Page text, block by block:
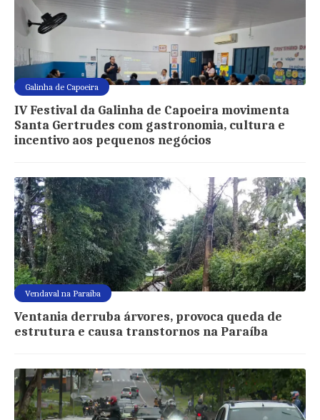
Galinha de Capoeira
IV Festival da Galinha de Capoeira movimenta
Santa Gertrudes com gastronomia, cultura e
incentivo aos pequenos negócios
Vendaval na Paraíba
Ventania derruba árvores, provoca queda de
estrutura e causa transtornos na Paraíba